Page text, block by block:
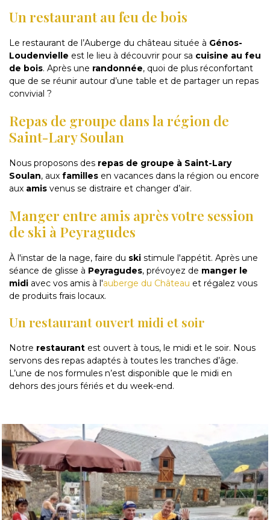
Un restaurant au feu de bois
Le restaurant de l’Auberge du château située à Génos-
Loudenvielle est le lieu à découvrir pour sa cuisine au feu
de bois. Après une randonnée, quoi de plus réconfortant
que de se réunir autour d’une table et de partager un repas
convivial ?
Repas de groupe dans la région de
Saint-Lary Soulan
Nous proposons des repas de groupe à Saint-Lary
Soulan, aux familles en vacances dans la région ou encore
aux amis venus se distraire et changer d’air.
Manger entre amis après votre session
de ski à Peyragudes
À l'instar de la nage, faire du ski stimule l'appétit. Après une
séance de glisse à Peyragudes, prévoyez de manger le
midi avec vos amis à l'auberge du Château et régalez vous
de produits frais locaux.
Un restaurant ouvert midi et soir
Notre restaurant est ouvert à tous, le midi et le soir. Nous
servons des repas adaptés à toutes les tranches d’âge.
L’une de nos formules n’est disponible que le midi en
dehors des jours fériés et du week-end.